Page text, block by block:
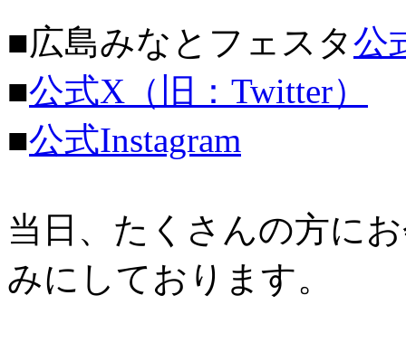
■広島みなとフェスタ公
■公式X（旧：Twitter）
■公式Instagram
当日、たくさんの方に
みにしております。